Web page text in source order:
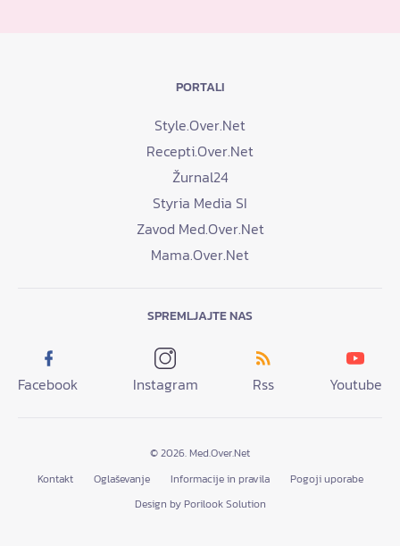
PORTALI
Style.Over.Net
Recepti.Over.Net
Žurnal24
Styria Media SI
Zavod Med.Over.Net
Mama.Over.Net
SPREMLJAJTE NAS
Facebook Instagram Rss Youtube
© 2026. Med.Over.Net
Kontakt
Oglaševanje Informacije in pravila
Pogoji uporabe
Design by Porilook Solution